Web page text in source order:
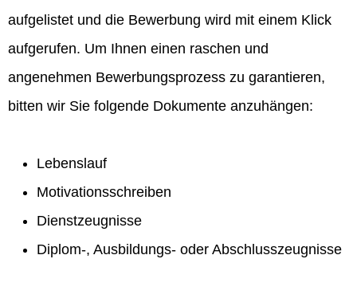
aufgelistet und die Bewerbung wird mit einem Klick
aufgerufen. Um Ihnen einen raschen und
angenehmen Bewerbungsprozess zu garantieren,
bitten wir Sie folgende Dokumente anzuhängen:
Lebenslauf
Motivationsschreiben
Dienstzeugnisse
Diplom-, Ausbildungs- oder Abschlusszeugnisse